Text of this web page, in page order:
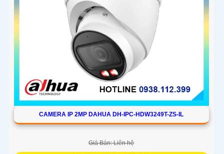
CAMERA IP 2MP DAHUA DH-IPC-HDW3249T-ZS-IL
Giá Bán: Liên hệ